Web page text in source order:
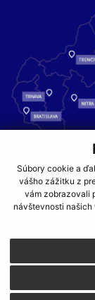
Súbory cookie a
vášho zážitku z
vám zobrazovali
návštevnosti
Kúpele Pieniny
GDPR